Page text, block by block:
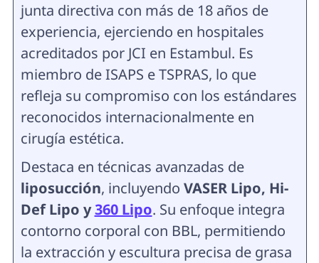
junta directiva con más de 18 años de
experiencia, ejerciendo en hospitales
acreditados por JCI en Estambul. Es
miembro de ISAPS e TSPRAS, lo que
refleja su compromiso con los estándares
reconocidos internacionalmente en
cirugía estética.
Destaca en técnicas avanzadas de
liposucción, incluyendo VASER Lipo, Hi-
Def Lipo y360 Lipo. Su enfoque integra
contorno corporal con BBL, permitiendo
la extracción y escultura precisa de grasa